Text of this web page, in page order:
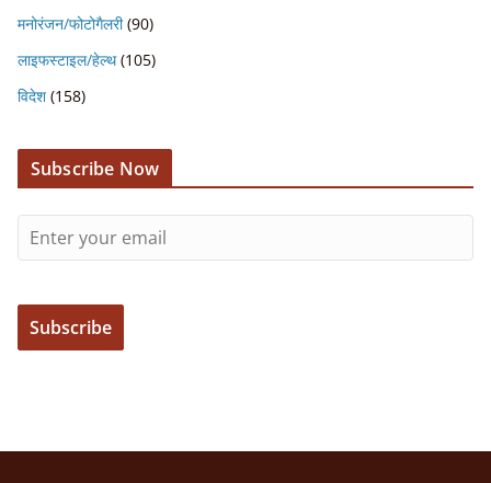
मनोरंजन/फोटोगैलरी(90)
लाइफस्टाइल/हेल्थ(105)
विदेश (158)
Subscribe Now